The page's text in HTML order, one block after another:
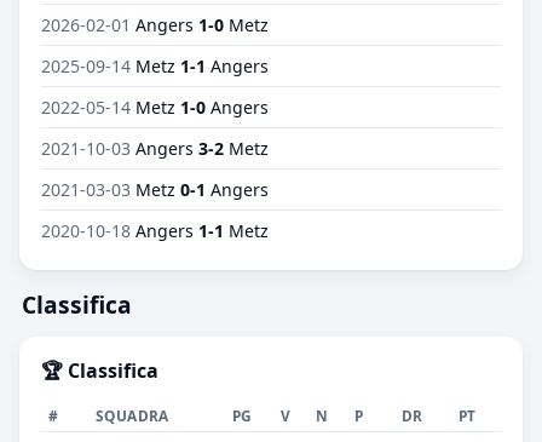
2026-02-01 Angers 1-0 Metz
2025-09-14 Metz 1-1 Angers
2022-05-14 Metz 1-0 Angers
2021-10-03 Angers 3-2 Metz
2021-03-03 Metz 0-1 Angers
2020-10-18 Angers 1-1 Metz
Classifica
🏆 Classifica
# SQUADRA PG V N P DR PT